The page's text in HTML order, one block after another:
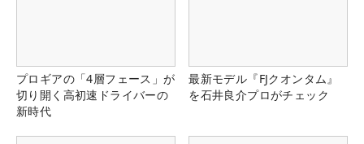
プロギアの「4層フェース」が
切り開く高初速ドライバーの
新時代
最新モデル『FJクオンタム』
を石井良介プロがチェック